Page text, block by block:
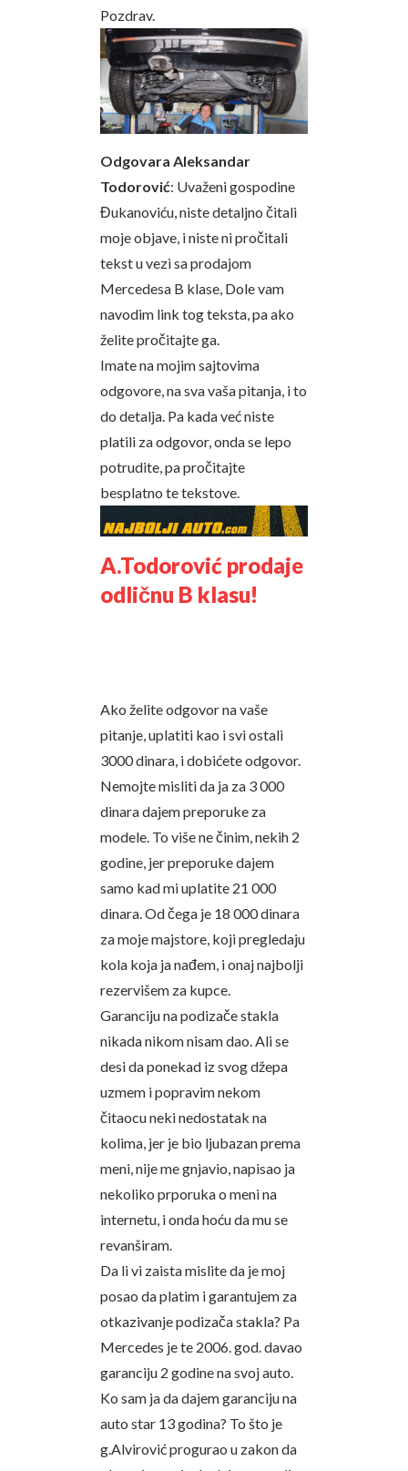
Pozdrav.
Odgovara Aleksandar
Todorović: Uvaženi gospodine
Đukanoviću, niste detaljno čitali
moje objave, i niste ni pročitali
tekst u vezi sa prodajom
Mercedesa B klase, Dole vam
navodim link tog teksta, pa ako
želite pročitajte ga.
Imate na mojim sajtovima
odgovore, na sva vaša pitanja, i to
do detalja. Pa kada već niste
platili za odgovor, onda se lepo
potrudite, pa pročitajte
besplatno te tekstove.
A.Todorović prodaje
odličnu B klasu!
Ako želite odgovor na vaše
pitanje, uplatiti kao i svi ostali
3000 dinara, i dobićete odgovor.
Nemojte misliti da ja za 3 000
dinara dajem preporuke za
modele. To više ne činim, nekih 2
godine, jer preporuke dajem
samo kad mi uplatite 21 000
dinara. Od čega je 18 000 dinara
za moje majstore, koji pregledaju
kola koja ja nađem, i onaj najbolji
rezervišem za kupce.
Garanciju na podizače stakla
nikada nikom nisam dao. Ali se
desi da ponekad iz svog džepa
uzmem i popravim nekom
čitaocu neki nedostatak na
kolima, jer je bio ljubazan prema
meni, nije me gnjavio, napisao ja
nekoliko prporuka o meni na
internetu, i onda hoću da mu se
revanširam.
Da li vi zaista mislite da je moj
posao da platim i garantujem za
otkazivanje podizača stakla? Pa
Mercedes je te 2006. god. davao
garanciju 2 godine na svoj auto.
Ko sam ja da dajem garanciju na
auto star 13 godina? To što je
g.Alvirović progurao u zakon da